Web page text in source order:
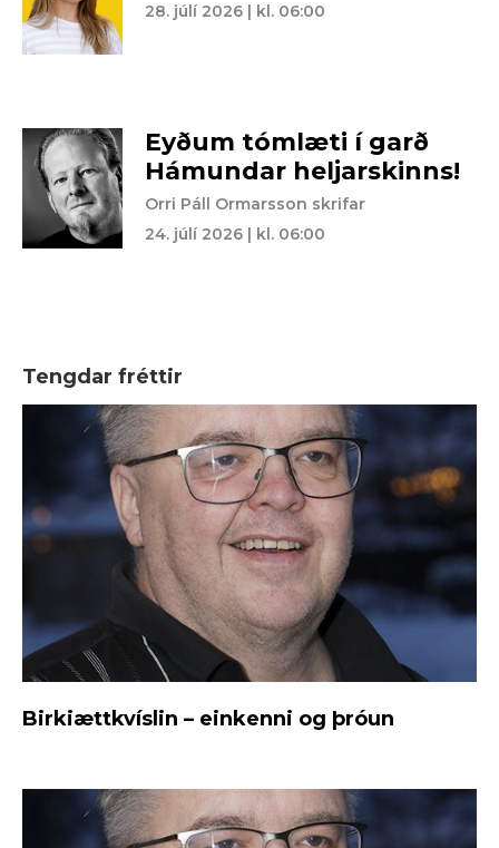
28. júlí 2026 | kl. 06:00
Eyðum tómlæti í garð
Hámundar heljarskinns!
Orri Páll Ormarsson skrifar
24. júlí 2026 | kl. 06:00
Tengdar fréttir
Birkiættkvíslin – einkenni og þróun